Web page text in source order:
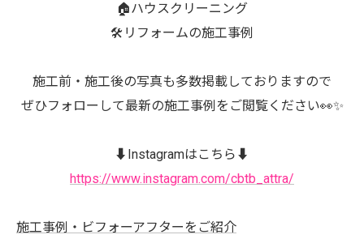
🏠ハウスクリーニング
🛠️リフォームの施工事例
施工前・施工後の写真も多数掲載しておりますので
ぜひフォローして最新の施工事例をご閲覧ください👀✨
⬇️Instagramはこちら⬇️
https://www.instagram.com/cbtb_attra/
施工事例・ビフォーアフターをご紹介